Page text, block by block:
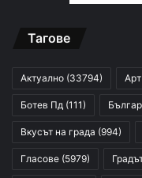
Тагове
Актуално (33794) Арт
Ботев Пд (111)
Вкусът на града (994)
Гласове (5979)